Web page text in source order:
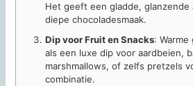
Het geeft een gladde,
diepe chocoladesmaak.
Dip voor Fruit en Snacks: Warme
als een luxe dip voor aardbeien,
marshmallows, of zelfs pretzels
combinatie.